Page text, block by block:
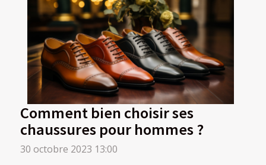
Comment bien choisir ses
chaussures pour hommes ?
30 octobre 2023 13:00